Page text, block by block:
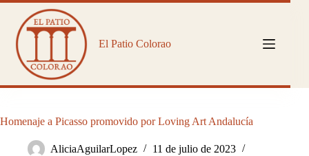
Saltar
contenido
El Patio Colorao
Homenaje a Picasso promovido por Loving Art Andalucía
AliciaAguilarLopez
11 de julio de 2023